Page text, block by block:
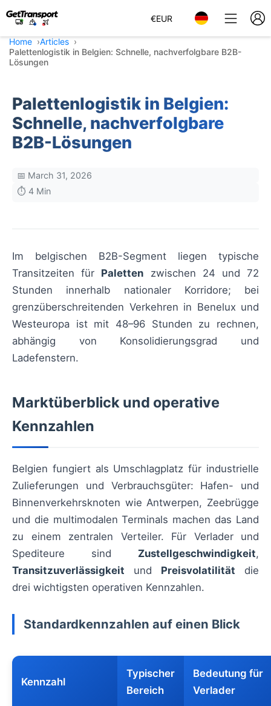
€EUR
Home
Articles
Palettenlogistik in Belgien: Schnelle, nachverfolgbare B2B-
Lösungen
Palettenlogistik in Belgien:
Schnelle, nachverfolgbare
B2B-Lösungen
📅 March 31, 2026
⏱️ 4 Min
Im belgischen B2B-Segment liegen typische
Transitzeiten für Paletten zwischen 24 und 72
Stunden innerhalb nationaler Korridore; bei
grenzüberschreitenden Verkehren in Benelux und
Westeuropa ist mit 48–96 Stunden zu rechnen,
abhängig von Konsolidierungsgrad und
Ladefenstern.
Marktüberblick und operative
Kennzahlen
Belgien fungiert als Umschlagplatz für industrielle
Zulieferungen und Verbrauchsgüter: Hafen- und
Binnenverkehrsknoten wie Antwerpen, Zeebrügge
und die multimodalen Terminals machen das Land
zu einem zentralen Verteiler. Für Verlader und
Spediteure sind Zustellgeschwindigkeit,
Transitzuverlässigkeit und Preisvolatilität die
drei wichtigsten operativen Kennzahlen.
Standardkennzahlen auf einen Blick
Kennzahl
Typischer
Bereich
Bedeutung für
Verlader